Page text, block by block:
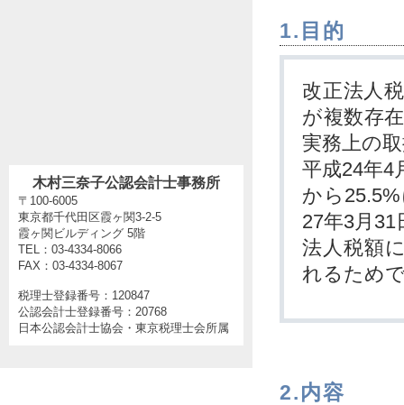
1.目的
改正法人
が複数存
実務上の
平成24年4
から
27年3月
法人税額
れるため
2.内容
木村三奈子公認会計士事務所
〒100-6005
東京都千代田区霞ヶ関3-2-5
霞ヶ関ビルディング 5階
TEL：03-4334-8066
FAX：03-4334-8067
税理士登録番号：120847
公認会計士登録番号：20768
日本公認会計士協会・東京税理士会所属